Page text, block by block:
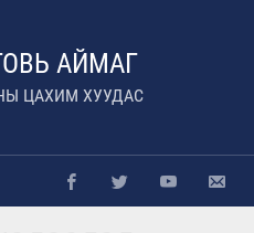
АЙМАГ
ЦАХИМ ХУУДАС